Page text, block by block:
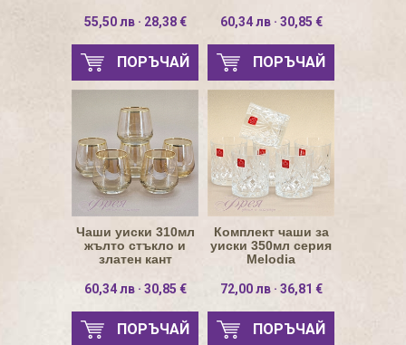
55,50 лв · 28,38 €
ПОРЪЧАЙ
60,34 лв · 30,85 €
ПОРЪЧАЙ
Чаши уиски 310мл
жълто стъкло и
златен кант
60,34 лв · 30,85 €
ПОРЪЧАЙ
Комплект чаши за
уиски 350мл серия
Melodia
72,00 лв · 36,81 €
ПОРЪЧАЙ